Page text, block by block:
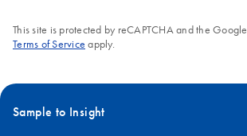
This site is protected by reCAPTCHA and the Google
Terms of Service apply.
Sample to Insight